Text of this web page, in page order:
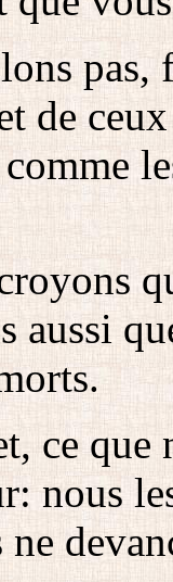
pas,
de
aussi
ce que
nous